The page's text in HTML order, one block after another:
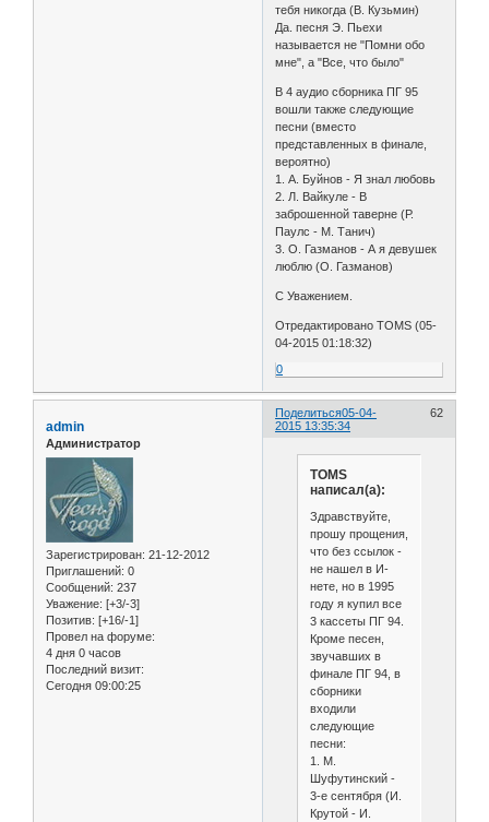
тебя никогда (В. Кузьмин)
Да. песня Э. Пьехи
называется не "Помни обо
мне", а "Все, что было"
В 4 аудио сборника ПГ 95
вошли также следующие
песни (вместо
представленных в финале,
вероятно)
1. А. Буйнов - Я знал любовь
2. Л. Вайкуле - В
заброшенной таверне (Р.
Паулс - М. Танич)
3. О. Газманов - А я девушек
люблю (О. Газманов)
С Уважением.
Отредактировано TOMS (05-
04-2015 01:18:32)
0
Поделиться 62
05-04-
2015 13:35:34
admin
Администратор
Зарегистрирован: 21-12-2012
Приглашений: 0
Сообщений: 237
Уважение: [+3/-3]
Позитив: [+16/-1]
Провел на форуме:
4 дня 0 часов
Последний визит:
Сегодня 09:00:25
TOMS
написал(а):
Здравствуйте,
прошу прощения,
что без ссылок -
не нашел в И-
нете, но в 1995
году я купил все
3 кассеты ПГ 94.
Кроме песен,
звучавших в
финале ПГ 94, в
сборники
входили
следующие
песни:
1. М.
Шуфутинский -
3-е сентября (И.
Крутой - И.